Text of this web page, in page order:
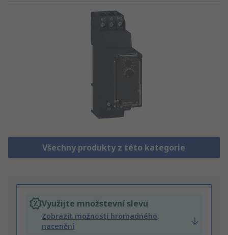
Všechny produkty z této kategorie
Využijte množstevní slevu
Zobrazit možnosti hromadného
nacenění